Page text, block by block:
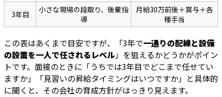
3年目
小さな現場の段取り、後輩指
導
月給30万前後＋賞与＋各
種手当
この表はあくまで目安ですが、「3年で一通りの配線と設備
の設置を一人で任されるレベル」を狙えるかどうかがポイン
トです。面接のときに「うちでは3年目でどこまで任せてい
ますか」「見習いの昇給タイミングはいつですか」と具体的
に聞くと、その会社の育成方針がはっきり見えます。